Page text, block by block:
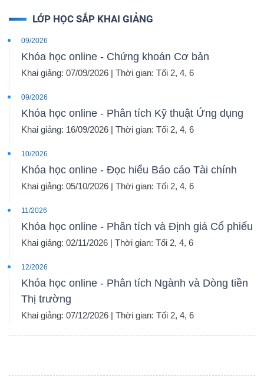
LỚP HỌC SẮP KHAI GIẢNG
09/2026
Khóa học online - Chứng khoán Cơ bản
Khai giảng: 07/09/2026 | Thời gian: Tối 2, 4, 6
09/2026
Khóa học online - Phân tích Kỹ thuật Ứng dụng
Khai giảng: 16/09/2026 | Thời gian: Tối 2, 4, 6
10/2026
Khóa học online - Đọc hiểu Báo cáo Tài chính
Khai giảng: 05/10/2026 | Thời gian: Tối 2, 4, 6
11/2026
Khóa học online - Phân tích và Định giá Cổ phiếu
Khai giảng: 02/11/2026 | Thời gian: Tối 2, 4, 6
12/2026
Khóa học online - Phân tích Ngành và Dòng tiền
Thị trường
Khai giảng: 07/12/2026 | Thời gian: Tối 2, 4, 6